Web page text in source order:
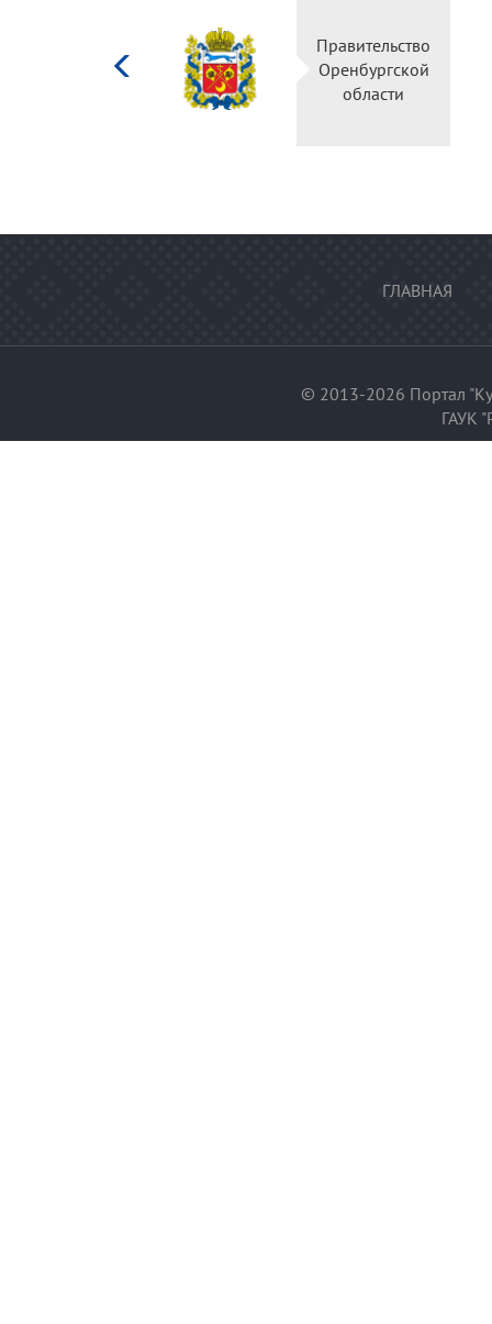
Правительство
Оренбургской
области
ГЛАВНАЯ
© 2013-2026 Портал
ГАУК